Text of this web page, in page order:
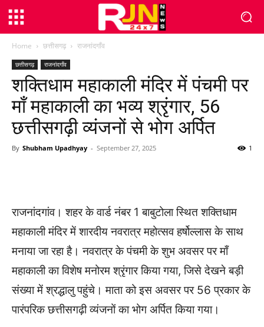
Home छत्तीसगढ़ राजनांदगाँव
छत्तीसगढ़ राजनांदगाँव
शक्तिधाम महाकाली मंदिर में पंचमी पर
माँ महाकाली का भव्य श्रृंगार, 56
छत्तीसगढ़ी व्यंजनों से भोग अर्पित
By Shubham Upadhyay - September 27, 2025 1
राजनांदगांव। शहर के वार्ड नंबर 1 बाबुटोला स्थित शक्तिधाम
महाकाली मंदिर में शारदीय नवरात्र महोत्सव हर्षोल्लास के साथ
मनाया जा रहा है। नवरात्र के पंचमी के शुभ अवसर पर माँ
महाकाली का विशेष मनोरम श्रृंगार किया गया, जिसे देखने बड़ी
संख्या में श्रद्धालु पहुंचे। माता को इस अवसर पर 56 प्रकार के
पारंपरिक छत्तीसगढ़ी व्यंजनों का भोग अर्पित किया गया।